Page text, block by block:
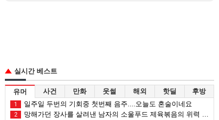
실시간 베스트
유머 사건 만화 웃썰 해외 핫딜 후방
1 일주일 두번의 기회중 첫번째 음주....오늘도 혼술이네요
2 망해가던 장사를 살려낸 남자의 소울푸드 제육볶음의 위력 ㅋㅋ